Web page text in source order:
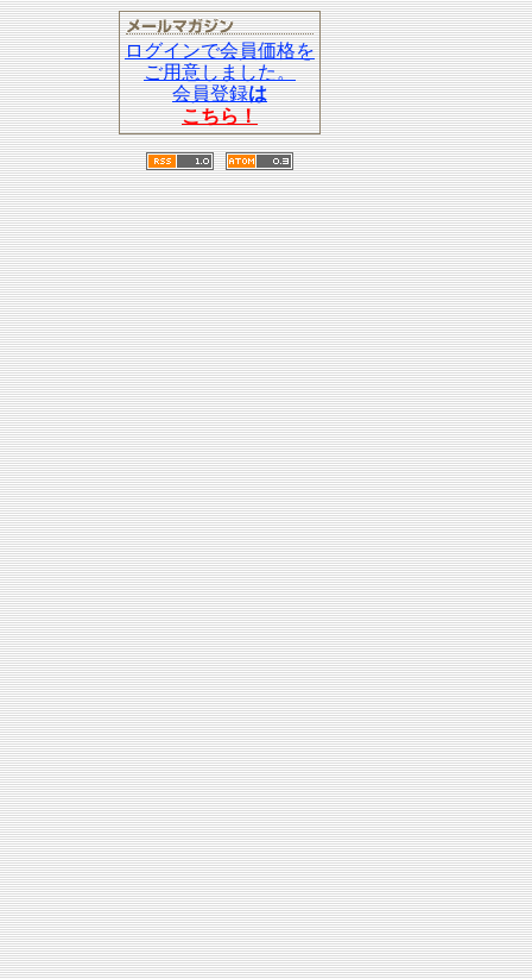
ログインで会員価格を
ご用意しました。
会員登録は
こちら！